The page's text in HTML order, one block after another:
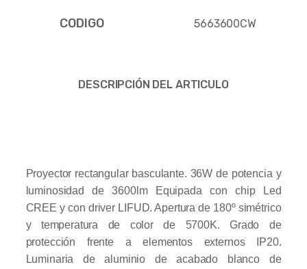
CODIGO 5663600CW
DESCRIPCIÓN DEL ARTICULO
Proyector rectangular basculante. 36W de potencia y
luminosidad de 3600lm Equipada con chip Led
CREE y con driver LIFUD. Apertura de 180º simétrico
y temperatura de color de 5700K. Grado de
protección frente a elementos externos IP20.
Luminaria de aluminio de acabado blanco de